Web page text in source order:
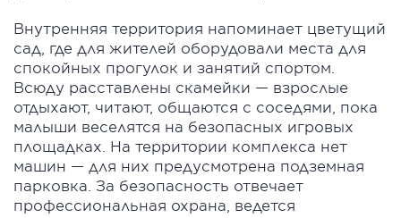
Внутренняя территория напоминает цветущий
сад, где для жителей оборудовали места для
спокойных прогулок и занятий спортом.
Всюду расставлены скамейки — взрослые
отдыхают, читают, общаются с соседями, пока
малыши веселятся на безопасных игровых
площадках. На территории комплекса нет
машин — для них предусмотрена подземная
парковка. За безопасность отвечает
профессиональная охрана, ведется